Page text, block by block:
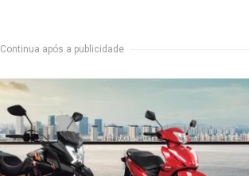
Continua após a publicidade